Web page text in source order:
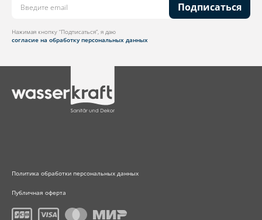
Подписаться
Нажимая кнопку “Подписаться”, я даю
согласие на обработку персональных данных
Политика обработки персональных данных
Публичная оферта